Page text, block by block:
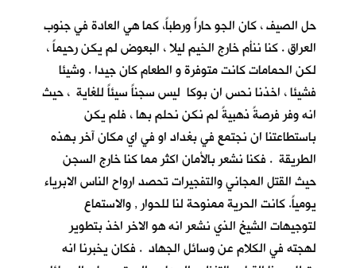
حل الصيف ، كان الجو حاراً ورطباً، كما هي العادة في جنوب
العراق . كنا ننأم خارج الخيم ليلا ، البعوض لم يكن رحيماً ،
لكن الحمامات كانت متوفرة و الطعام كان جيدا . وشيئا
فشيئا ، اخذنا نحس ان بوكا ليس سجناً سيئاً للغاية ، حيث
انه وفر فرصةً ذهبيةً لم نكن نحلم بها ، فلم يكن
باستطاعتنا ان نجتمع في بغداد او في اي مكان آخر بهذه
الطريقة . فكنا نشعر بالأمان اكثر مما كنا خارج السجن
حيث القتل المجاني والتفجيرات تحصد ارواح الناس الابرياء
يومياً. كانت الحرية ممنوحة لنا للحوار , والاستماع
لتوجيهات الشيخ الذي نشعر انه هو الاخر اخذ بتطوير
لهجته في الكلام عن وسائل الجهاد . فكان يخبرنا انه